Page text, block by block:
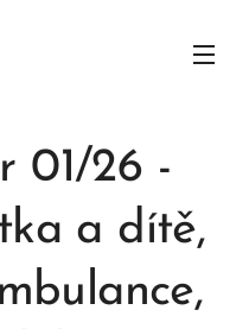
01/26 -
a dítě,